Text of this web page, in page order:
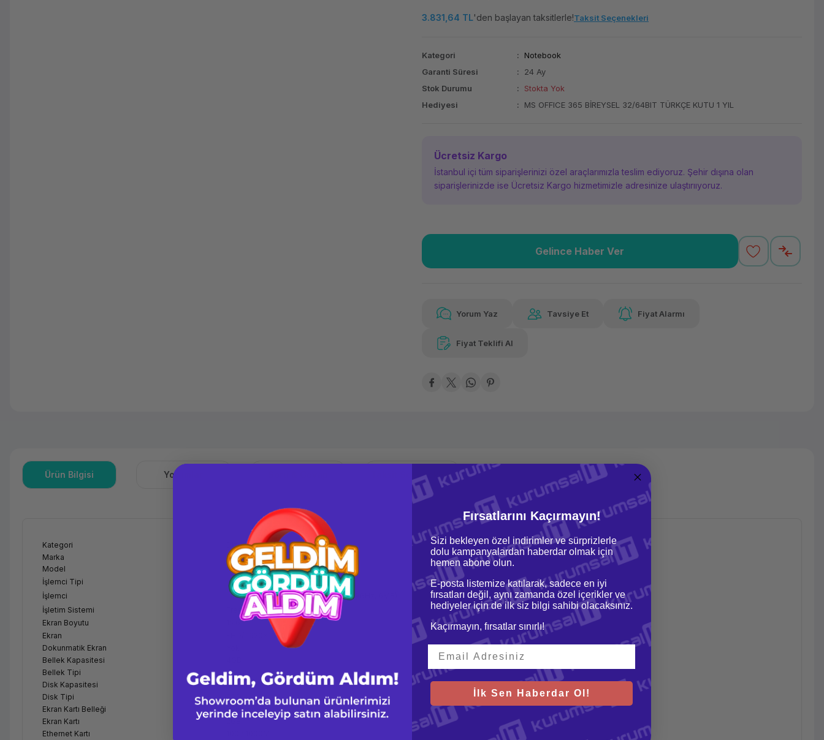
3.831,64 TL'den başlayan taksitlerle!Taksit Seçenekleri
Kategori
Notebook
Garanti Süresi
24 Ay
Stok Durumu
Stokta Yok
Hediyesi
MS OFFICE 365 BİREYSEL 32/64BIT TÜRKÇE KUTU 1 YIL
Ücretsiz Kargo
İstanbul içi tüm siparişlerinizi özel araçlarımızla teslim ediyoruz. Şehir dışına olan
siparişlerinizde ise Ücretsiz Kargo hizmetimizle adresinize ulaştırııyoruz.
Güvenilir Alışveriş
Gelince Haber Ver
Yorum Yaz Tavsiye Et Fiyat Alarmı
Fiyat Teklifi Al
Ürün Bilgisi Yorumlar Taksit Seçenekleri
Kategori
Dizüstü
Marka
Lenovo
Model
İdeaPad L340-15IWL
İşlemci Tipi
Intel Core i5
İşlemci
Intel Core i5-8265U (4C / 8T, 1.6 / 3.9GHz, 6MB)
İşletim Sistemi
FreeDos
Ekran Boyutu
15.6"
Ekran
FHD/ 1920x1080
Dokunmatik Ekran
Bellek Kapasitesi
Bellek Tipi
DDR4
Disk Kapasitesi
256GB
Disk Tipi
SSD
Ekran Kartı Belleği
Paylaşımsız
Ekran Kartı
Ethernet Kartı
Fırsatlarını Kaçırmayın!
Sizi bekleyen özel indirimler ve sürprizlerle
dolu kampanyalardan haberdar olmak için
hemen abone olun.
E-posta listemize katılarak, sadece en iyi
fırsatları değil, aynı zamanda özel içerikler ve
hediyeler için de ilk siz bilgi sahibi olacaksınız.
Kaçırmayın, fırsatlar sınırlı!
İlk Sen Haberdar Ol!